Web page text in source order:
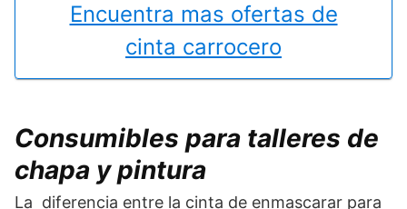
Encuentra mas ofertas de
cinta carrocero
Consumibles para talleres de
chapa y pintura
La diferencia entre la cinta de enmascarar para